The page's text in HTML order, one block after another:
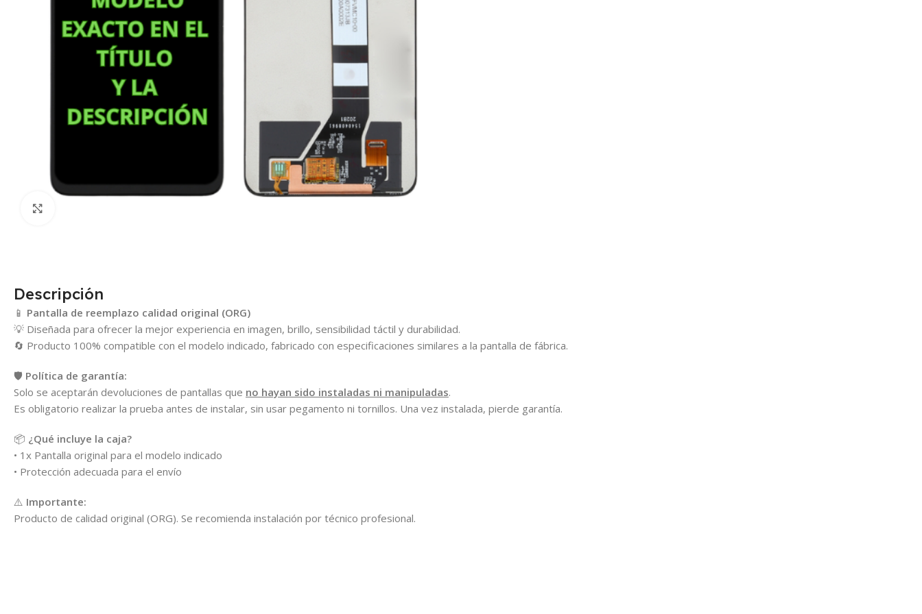
Descripción
📱 Pantalla de reemplazo calidad original (ORG)
💡 Diseñada para ofrecer la mejor experiencia en imagen, brillo, sensibilidad táctil y durabilidad.
🔄 Producto 100% compatible con el modelo indicado, fabricado con especificaciones similares a la pantalla de fábrica.
🛡️ Política de garantía:
Solo se aceptarán devoluciones de pantallas que no hayan sido instaladas ni manipuladas.
Es obligatorio realizar la prueba antes de instalar, sin usar pegamento ni tornillos. Una vez instalada, pierde garantía.
📦 ¿Qué incluye la caja?
• 1x Pantalla original para el modelo indicado
• Protección adecuada para el envío
⚠️ Importante:
Producto de calidad original (ORG). Se recomienda instalación por técnico profesional.